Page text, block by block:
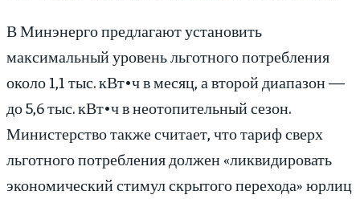
В Минэнерго предлагают установить
максимальный уровень льготного потребления
около 1,1 тыс. кВт•ч в месяц, а второй диапазон —
до 5,6 тыс. кВт•ч в неотопительный сезон.
Министерство также считает, что тариф сверх
льготного потребления должен «ликвидировать
экономический стимул скрытого перехода» юрлиц